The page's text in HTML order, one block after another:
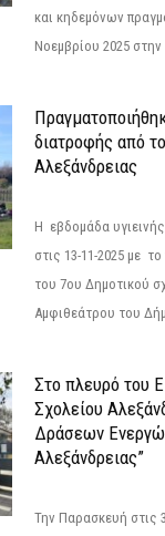
και κηδεμόνων
Νοεμβρίου 2025
διατροφής από
Αλεξάνδρειας
Η εβδομάδα
στις 13-11-2025 με
του 7ου Δημοτικού
Αμφιθεάτρου του
Στο πλευρό του
Σχολείου
Δράσεων
Αλεξάνδρειας”
Την Παρασκευή